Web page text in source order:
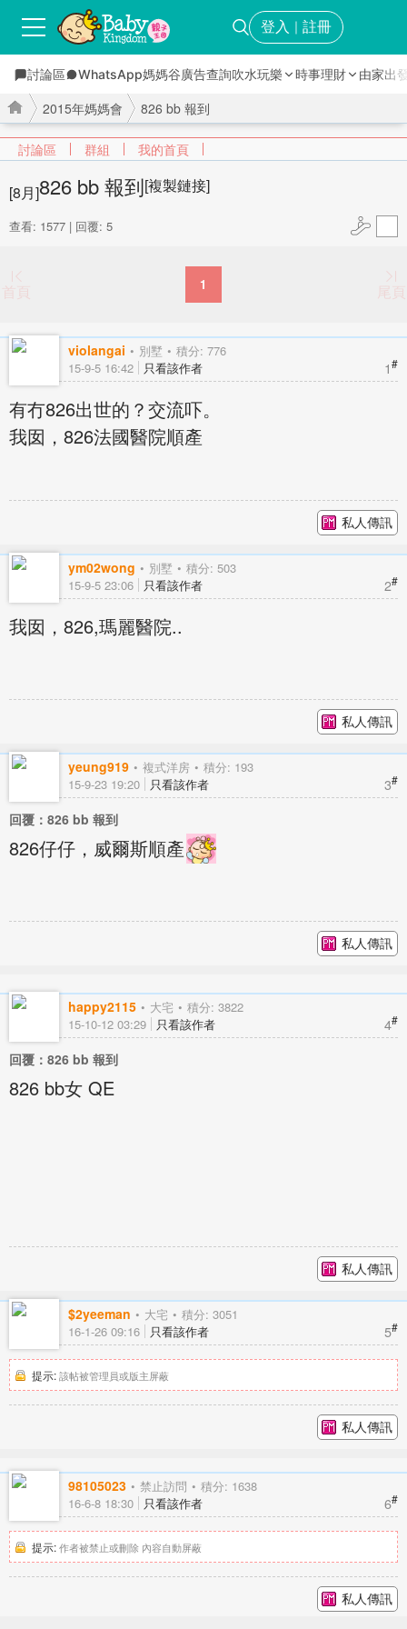
登入 ｜ 註冊
討論區 WhatsApp媽媽谷廣告查詢吹水玩樂 時事理財 由家出
討論區 群組 我的首頁
2015年媽媽會 826 bb 報到
查看: 1577 | 回覆: 5
[8月]826 bb 報到[複製鏈接]
首頁 1 尾頁
violangai 別墅 積分: 776
1#
15-9-5 16:42 只看該作者
有冇826出世的？交流吓。
我囡，826法國醫院順產
私人傳訊
ym02wong 別墅 積分: 503
2#
15-9-5 23:06 只看該作者
我囡，826,瑪麗醫院..
私人傳訊
yeung919 複式洋房 積分: 193
3#
15-9-23 19:20 只看該作者
回覆：826 bb 報到
826仔仔，威爾斯順產
私人傳訊
happy2115 大宅 積分: 3822
4#
15-10-12 03:29 只看該作者
回覆：826 bb 報到
826 bb女 QE
私人傳訊
$2yeeman 大宅 積分: 3051
5#
16-1-26 09:16 只看該作者
提示: 該帖被管理員或版主屏蔽
私人傳訊
98105023 禁止訪問 積分: 1638
6#
16-6-8 18:30 只看該作者
提示: 作者被禁止或刪除 內容自動屏蔽
私人傳訊